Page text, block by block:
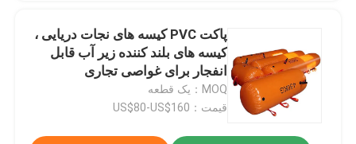
پاکت PVC کیسه های نجات دریایی ،
کیسه های بلند کننده زیر آب قابل
انفجار برای غواصی تجاری
MOQ：یک قطعه
قیمت：US$80-US$160